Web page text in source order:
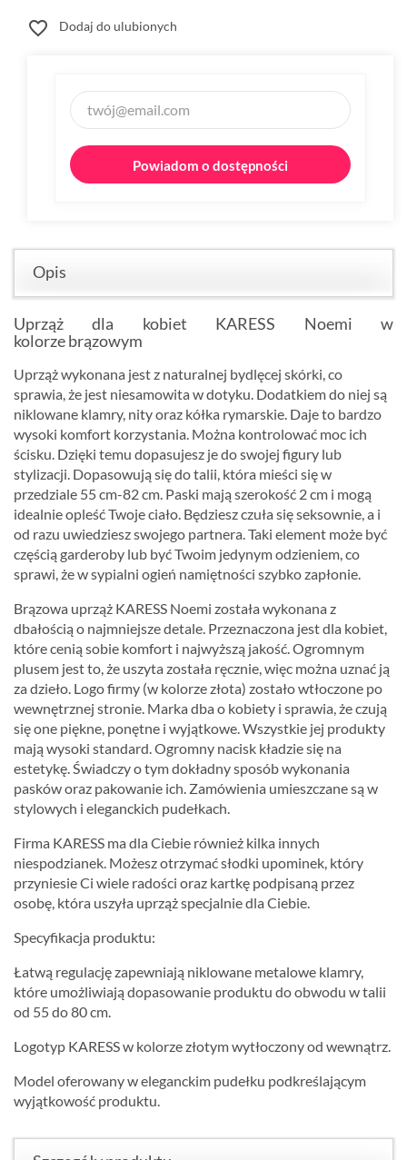
favorite_border Dodaj do ulubionych
Powiadom o dostępności
Opis
Uprząż dla kobiet KARESS Noemi w
kolorze brązowym
Uprząż wykonana jest z naturalnej bydlęcej skórki, co
sprawia, że jest niesamowita w dotyku. Dodatkiem do niej są
niklowane klamry, nity oraz kółka rymarskie. Daje to bardzo
wysoki komfort korzystania. Można kontrolować moc ich
ścisku. Dzięki temu dopasujesz je do swojej figury lub
stylizacji. Dopasowują się do talii, która mieści się w
przedziale 55 cm-82 cm. Paski mają szerokość 2 cm i mogą
idealnie opleść Twoje ciało. Będziesz czuła się seksownie, a i
od razu uwiedziesz swojego partnera. Taki element może być
częścią garderoby lub być Twoim jedynym odzieniem, co
sprawi, że w sypialni ogień namiętności szybko zapłonie.
Brązowa uprząż KARESS Noemi została wykonana z
dbałością o najmniejsze detale. Przeznaczona jest dla kobiet,
które cenią sobie komfort i najwyższą jakość. Ogromnym
plusem jest to, że uszyta została ręcznie, więc można uznać ją
za dzieło. Logo firmy (w kolorze złota) zostało wtłoczone po
wewnętrznej stronie. Marka dba o kobiety i sprawia, że czują
się one piękne, ponętne i wyjątkowe. Wszystkie jej produkty
mają wysoki standard. Ogromny nacisk kładzie się na
estetykę. Świadczy o tym dokładny sposób wykonania
pasków oraz pakowanie ich. Zamówienia umieszczane są w
stylowych i eleganckich pudełkach.
Firma KARESS ma dla Ciebie również kilka innych
niespodzianek. Możesz otrzymać słodki upominek, który
przyniesie Ci wiele radości oraz kartkę podpisaną przez
osobę, która uszyła uprząż specjalnie dla Ciebie.
Specyfikacja produktu:
Łatwą regulację zapewniają niklowane metalowe klamry,
które umożliwiają dopasowanie produktu do obwodu w talii
od 55 do 80 cm.
Logotyp KARESS w kolorze złotym wytłoczony od wewnątrz.
Model oferowany w eleganckim pudełku podkreślającym
wyjątkowość produktu.